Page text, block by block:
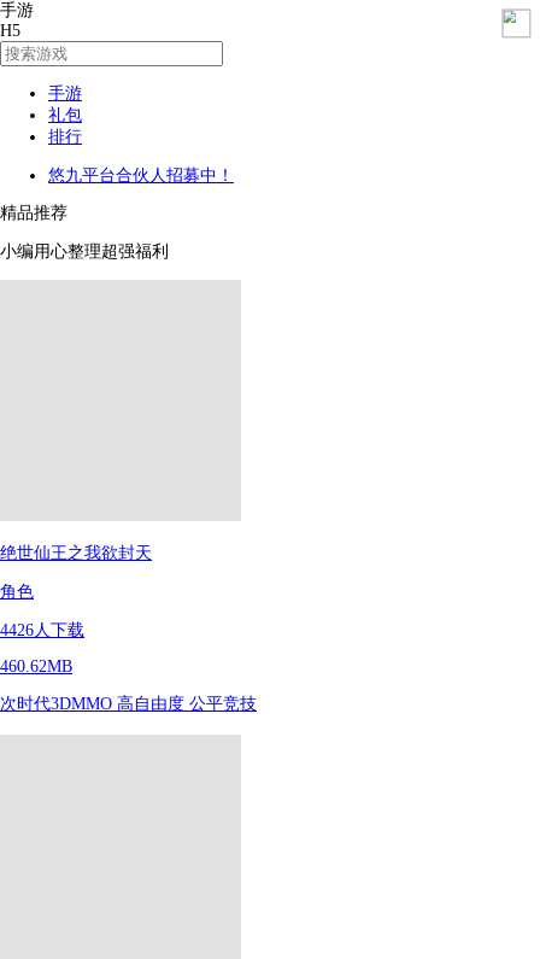
手游
H5
手游
礼包
排行
悠九平台合伙人招募中！
精品推荐
小编用心整理超强福利
绝世仙王之我欲封天
角色
4426 人下载
460.62MB
次时代3DMMO 高自由度 公平竞技